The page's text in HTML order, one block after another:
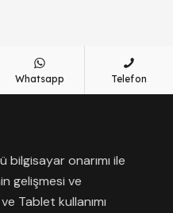
Whatsapp Telefon
onarımı ile
gelişmesi ve
Tablet kullanımı